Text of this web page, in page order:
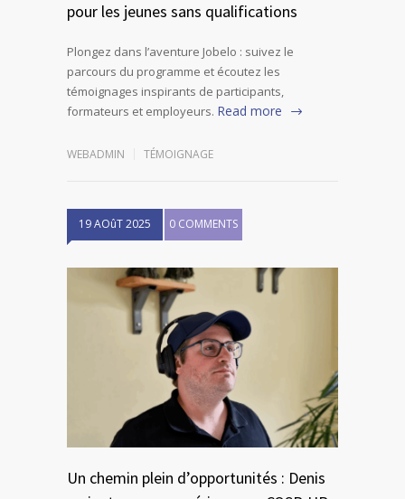
pour les jeunes sans qualifications
Plongez dans l’aventure Jobelo : suivez le
parcours du programme et écoutez les
témoignages inspirants de participants,
formateurs et employeurs. Read more
WEBADMIN TÉMOIGNAGE
19 AOûT 2025 0 COMMENTS
Un chemin plein d’opportunités : Denis